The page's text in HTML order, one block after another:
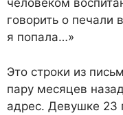
человеком
говорить о печали
я попала…»
Это строки из
пару месяцев
адрес. Девушке 23